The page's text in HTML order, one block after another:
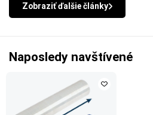
Zobraziť ďalšie články
Naposledy navštívené